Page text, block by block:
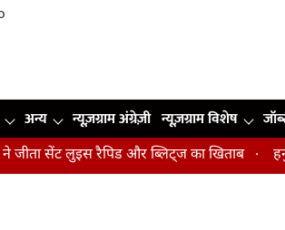
अन्य न्यूज़ग्राम अंग्रेज़ी न्यूज़ग्राम विशेष
सेंट लुइस रैपिड और ब्लिट्ज का खिताब